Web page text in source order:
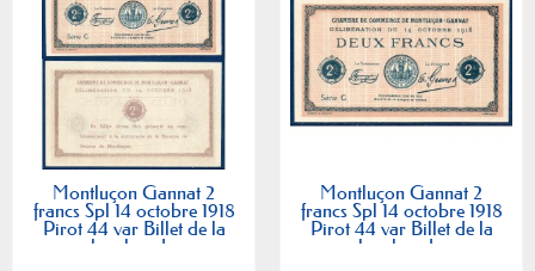
Montluçon Gannat 2
francs Spl 14 octobre 1918
Pirot 44 var Billet de la
chambre de...
Montluçon Gannat 2
francs Spl 14 octobre 1918
Pirot 44 var Billet de la
chambre de...